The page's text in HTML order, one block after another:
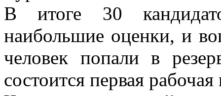
В итоге 30
наибольшие оценки, и
человек попали в
состоится первая рабочая